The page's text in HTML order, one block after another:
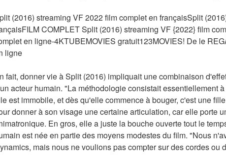
(2016) streaming VF 2022 film complet en françaisSplit
COMPLET Split (2016) streaming VF {2022} film
en ligne-4KTUBEMOVIES gratuit123MOVIES! De le
ligne
fait, donner vie à Split (2016) impliquait une combinaison
acteur humain. "La méthodologie consistait essentiellement
est immobile, et dès qu'elle commence à bouger, c'est une
donner à son visage une certaine articulation, car elle porte
En gros, elle a juste la bouche ouverte tout le
est née en partie des moyens modestes du film. "Nous
mais nous ne voulions pas compter sur des cordes